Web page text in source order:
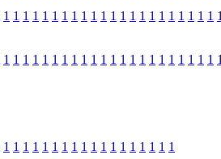
1 1 1 1 1 1 1 1 1 1 1 1 1 1 1 1 1 1 1 1 1 1 1
1 1 1 1 1 1 1 1 1 1 1 1 1 1 1 1 1 1 1 1 1 1 1
1 1 1 1 1 1 1 1 1 1 1 1 1 1 1 1 1 1